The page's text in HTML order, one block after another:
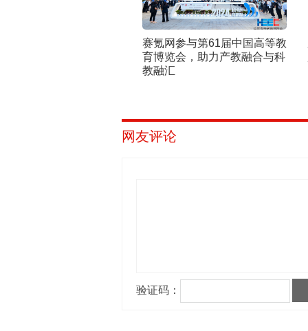
赛氪网参与第61届中国高等教
育博览会，助力产教融合与科
教融汇
网友评论